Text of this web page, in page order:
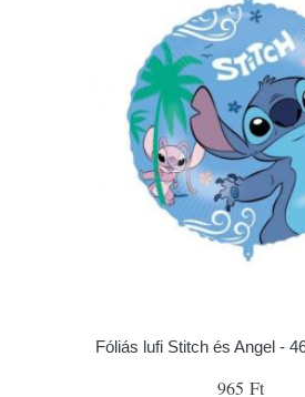
Fóliás lufi Stitch és Angel -
965 Ft